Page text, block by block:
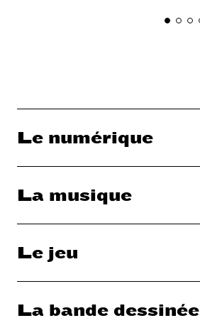
Liste
Le numérique
La musique
Le jeu
La bande dessinée